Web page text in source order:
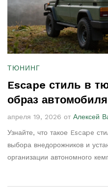
ТЮНИНГ
Escape стиль в
образ
апреля 19, 2026 от Алексей
Узнайте, что такое Escape
выбора внедорожников и
организации автономного